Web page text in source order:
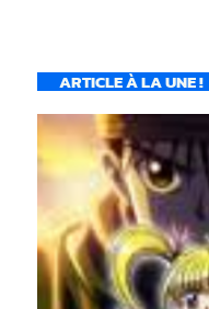
ARTICLE À LA UNE !